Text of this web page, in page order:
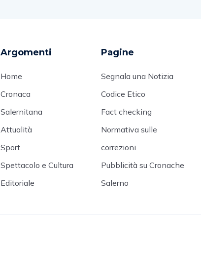
Argomenti
Home
Cronaca
Salernitana
Attualità
Sport
Spettacolo e Cultura
Editoriale
Pagine
Segnala una Notizia
Codice Etico
Fact checking
Normativa sulle
correzioni
Pubblicità su Cronache
Salerno